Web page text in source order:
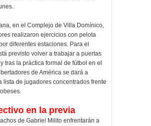
en el Complejo de Villa Domínico,
realizaron ejercicios con pelota
diferentes estaciones. Para el
previsto volver a trabajar a puertas
tras la práctica formal de fútbol en el
de América se dará a
lista de jugadores concentrados frente
en la previa
de Gabriel Milito enfrentarán a